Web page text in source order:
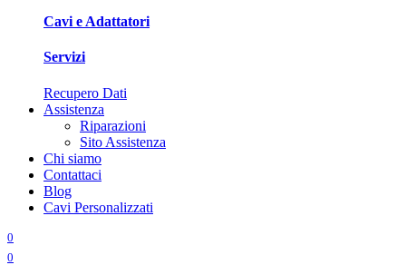
Cavi e Adattatori
Servizi
Recupero Dati
Assistenza
Riparazioni
Sito Assistenza
Chi siamo
Contattaci
Blog
Cavi Personalizzati
0
0